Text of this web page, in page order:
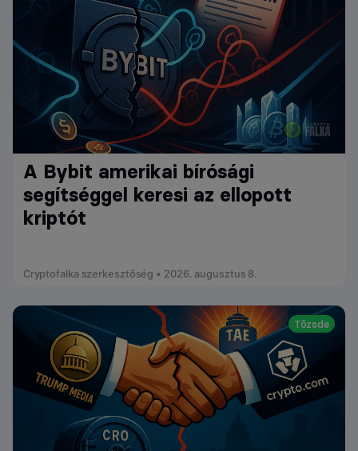
A Bybit amerikai bírósági
segítséggel keresi az ellopott
kriptót
Cryptofalka szerkesztőség • 2026. augusztus 8.
Tőzsde